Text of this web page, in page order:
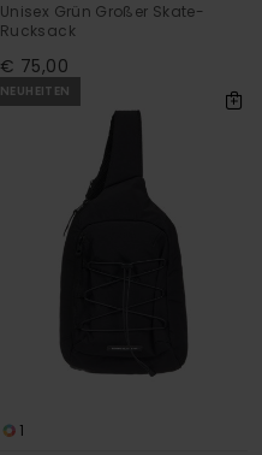
Unisex Grün Großer Skate-
Rucksack
€ 75,00
NEUHEITEN
1